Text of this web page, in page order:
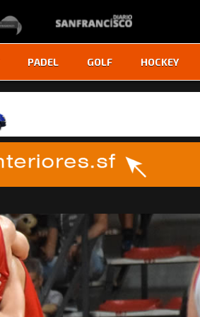
PADEL GOLF HOCKEY